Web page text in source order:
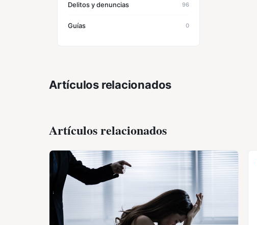
Delitos y denuncias 96
Guías 0
Artículos relacionados
Artículos relacionados